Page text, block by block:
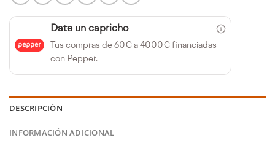
Date un capricho
Tus compras de 60€ a 4000€ financiadas
con Pepper.
DESCRIPCIÓN
INFORMACIÓN ADICIONAL